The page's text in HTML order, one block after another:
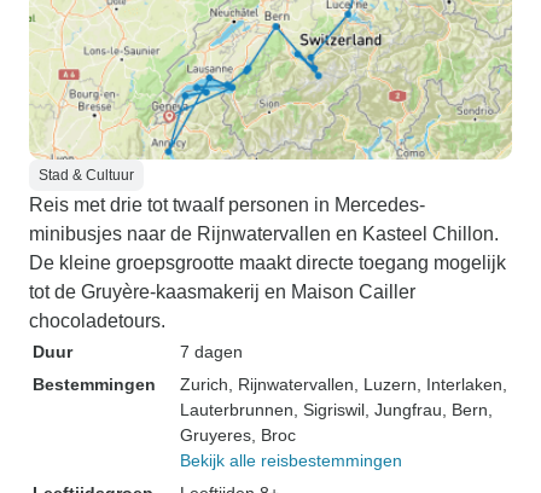
Stad & Cultuur
Reis met drie tot twaalf personen in Mercedes-
minibusjes naar de Rijnwatervallen en Kasteel Chillon.
De kleine groepsgrootte maakt directe toegang mogelijk
tot de Gruyère-kaasmakerij en Maison Cailler
chocoladetours.
Duur
7 dagen
Bestemmingen
Zurich , Rijnwatervallen , Luzern , Interlaken
Lauterbrunnen , Sigriswil , Jungfrau , Bern
Gruyeres , Broc
Bekijk alle reisbestemmingen